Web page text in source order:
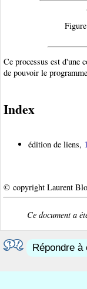
Ce processus est d'une
de pouvoir le
Index
édition de liens, 1
© copyright Laurent
Ce document a
Répondre